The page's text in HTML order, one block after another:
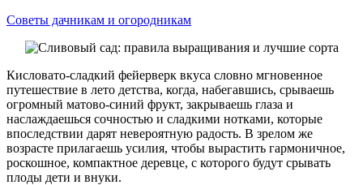
Советы дачникам и огородникам
Кисловато-сладкий фейерверк вкуса словно мгновенное
путешествие в лето детства, когда, набегавшись, срываешь
огромный матово-синий фрукт, закрываешь глаза и
наслаждаешься сочностью и сладкими нотками, которые
впоследствии дарят невероятную радость. В зрелом же
возрасте прилагаешь усилия, чтобы вырастить гармоничное,
роскошное, компактное деревце, с которого будут срывать
плоды дети и внуки.